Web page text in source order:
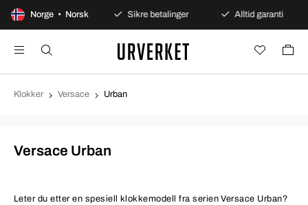
Norge • Norsk
åpent kjøp Sikre betalinger Alltid garanti
Klokker Versace Urban
Versace Urban
Leter du etter en spesiell klokkemodell fra serien Versace Urban?